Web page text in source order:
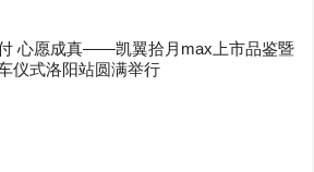
心愿成真——凯翼拾月max上市品鉴暨
仪式洛阳站圆满举行